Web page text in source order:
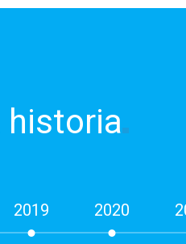
historia
2019 2020